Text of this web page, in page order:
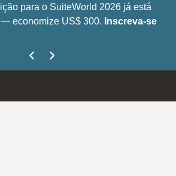
para o SuiteWorld 2026 já está
economize US$ 300. Inscreva-se